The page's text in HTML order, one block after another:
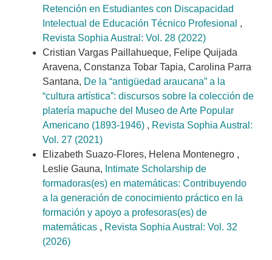
Retención en Estudiantes con Discapacidad
Intelectual de Educación Técnico Profesional ,
Revista Sophia Austral: Vol. 28 (2022)
Cristian Vargas Paillahueque, Felipe Quijada
Aravena, Constanza Tobar Tapia, Carolina Parra
Santana, De la “antigüedad araucana” a la
“cultura artística”: discursos sobre la colección de
platería mapuche del Museo de Arte Popular
Americano (1893-1946) , Revista Sophia Austral:
Vol. 27 (2021)
Elizabeth Suazo-Flores, Helena Montenegro ,
Leslie Gauna, Intimate Scholarship de
formadoras(es) en matemáticas: Contribuyendo
a la generación de conocimiento práctico en la
formación y apoyo a profesoras(es) de
matemáticas , Revista Sophia Austral: Vol. 32
(2026)